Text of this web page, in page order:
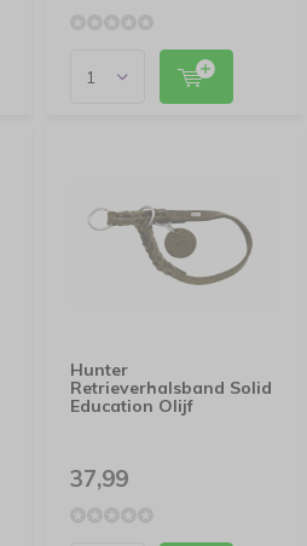
Hunter
Retrieverhalsband Solid
Education Olijf
37,99